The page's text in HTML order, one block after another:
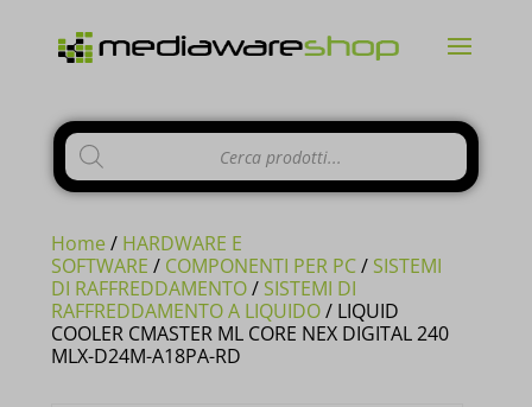
Products
search
Home / HARDWARE E
SOFTWARE / COMPONENTI PER PC/ SISTEMI
DI RAFFREDDAMENTO/ SISTEMI DI
RAFFREDDAMENTO A LIQUIDO/ LIQUID
COOLER CMASTER ML CORE NEX DIGITAL 240
MLX-D24M-A18PA-RD
Si comunica ai gentili clienti che il
CHIUDI